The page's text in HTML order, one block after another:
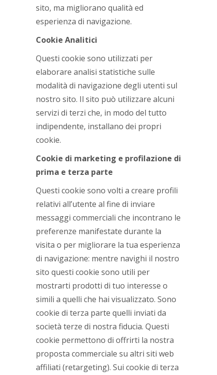
sito, ma migliorano qualità ed
esperienza di navigazione.
Cookie Analitici
Questi cookie sono utilizzati per
elaborare analisi statistiche sulle
modalità di navigazione degli utenti sul
nostro sito. Il sito può utilizzare alcuni
servizi di terzi che, in modo del tutto
indipendente, installano dei propri
cookie.
Cookie di marketing e profilazione di
prima e terza parte
Questi cookie sono volti a creare profili
relativi all’utente al fine di inviare
messaggi commerciali che incontrano le
preferenze manifestate durante la
visita o per migliorare la tua esperienza
di navigazione: mentre navighi il nostro
sito questi cookie sono utili per
mostrarti prodotti di tuo interesse o
simili a quelli che hai visualizzato. Sono
cookie di terza parte quelli inviati da
società terze di nostra fiducia. Questi
cookie permettono di offrirti la nostra
proposta commerciale su altri siti web
affiliati (retargeting). Sui cookie di terza